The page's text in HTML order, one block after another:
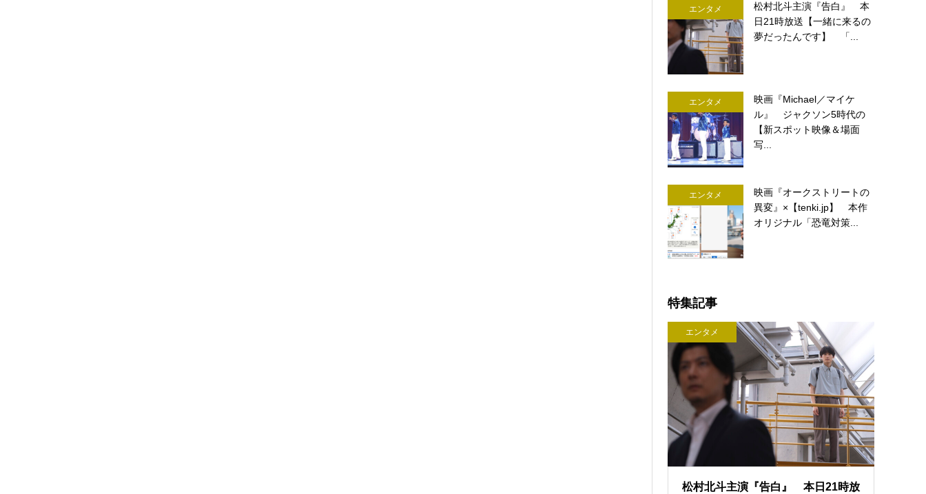
エンタメ
松村北斗主演『告白』 本
日21時放送【一緒に来るの
夢だったんです】 「...
エンタメ
映画『Michael／マイケ
ル』 ジャクソン5時代の
【新スポット映像＆場面
写...
エンタメ
映画『オークストリートの
異変』×【tenki.jp】 本作
オリジナル「恐竜対策...
特集記事
エンタメ
松村北斗主演『告白』 本日21時放